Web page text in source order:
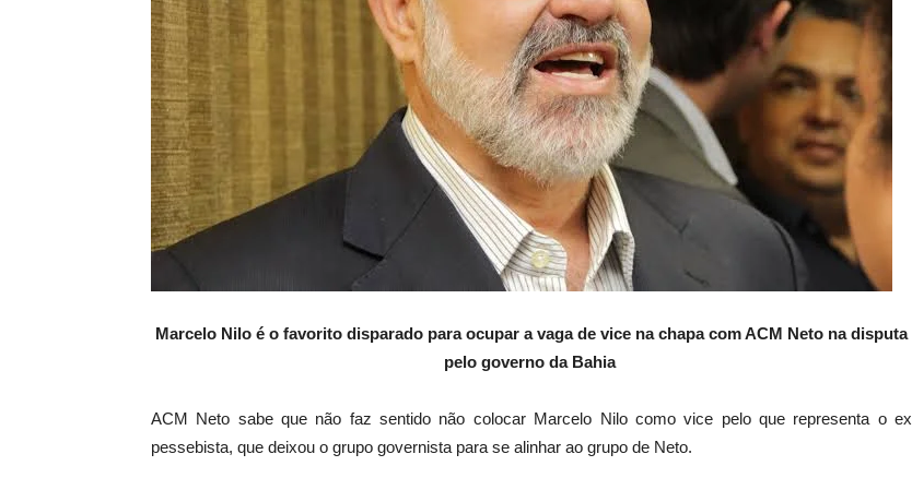
Marcelo Nilo é o favorito disparado para ocupar a vaga de vice na chapa com ACM Neto na disputa
pelo governo da Bahia
ACM Neto sabe que não faz sentido não colocar Marcelo Nilo como vice pelo que representa o ex
pessebista, que deixou o grupo governista para se alinhar ao grupo de Neto.